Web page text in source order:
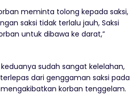
meminta tolong kepada saksi,
saksi tidak terlalu jauh, Saksi
untuk dibawa ke darat,”
sudah sangat kelelahan,
dari genggaman saksi pada
mengakibatkan korban tenggelam.